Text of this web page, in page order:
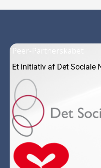
Peer-Partnerskabet
Et initiativ af Det Sociale